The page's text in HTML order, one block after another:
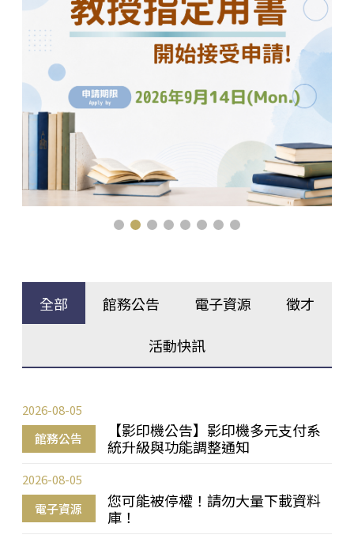
全部 館務公告 電子資源 徵才
活動快訊
館務公告
【影印機公告】影印機多元支付系
統升級與功能調整通知
2026-08-05
電子資源
您可能被停權！請勿大量下載資料
庫！
2026-08-05